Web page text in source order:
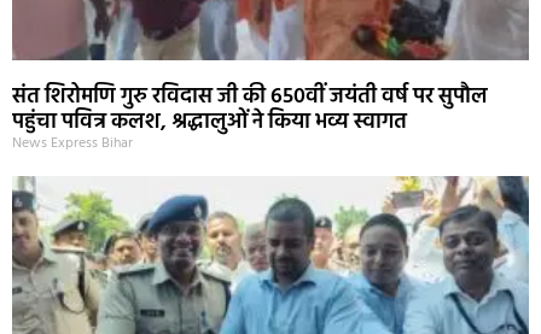
संत शिरोमणि गुरु रविदास जी की 650वीं जयंती वर्ष पर सुपौल
पहुंचा पवित्र कलश, श्रद्धालुओं ने किया भव्य स्वागत
News Express Bihar